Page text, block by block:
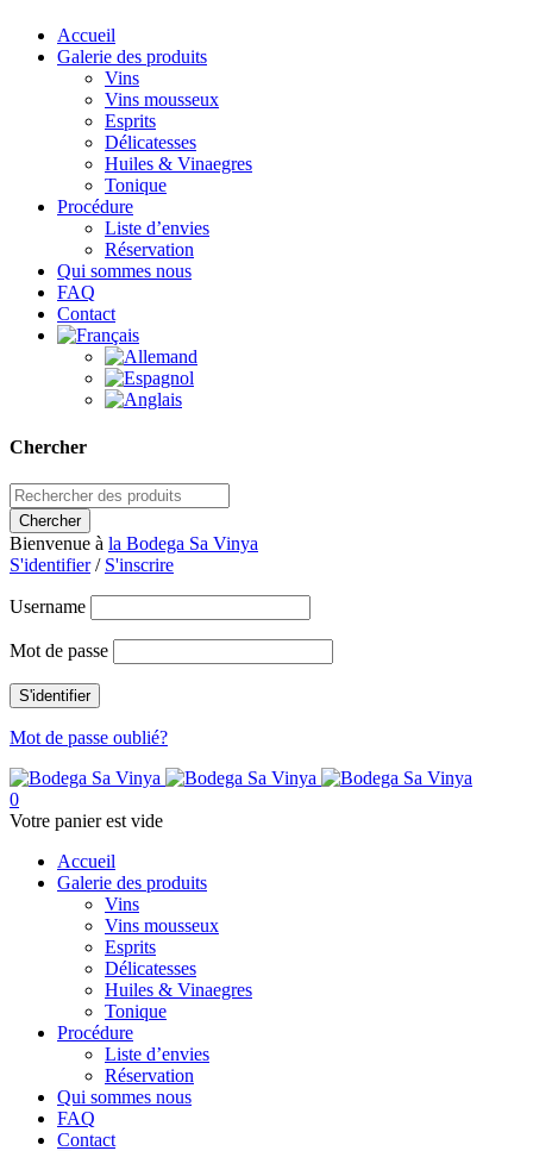
Accueil
Galerie des produits
Vins
Vins mousseux
Esprits
Délicatesses
Huiles & Vinaegres
Tonique
Procédure
Liste d’envies
Réservation
Qui sommes nous
FAQ
Contact
Chercher
Bienvenue à la Bodega Sa Vinya
S'identifier/ S'inscrire
Username
Mot de passe
Mot de passe oublié?
0
Votre panier est vide
Accueil
Galerie des produits
Vins
Vins mousseux
Esprits
Délicatesses
Huiles & Vinaegres
Tonique
Procédure
Liste d’envies
Réservation
Qui sommes nous
FAQ
Contact